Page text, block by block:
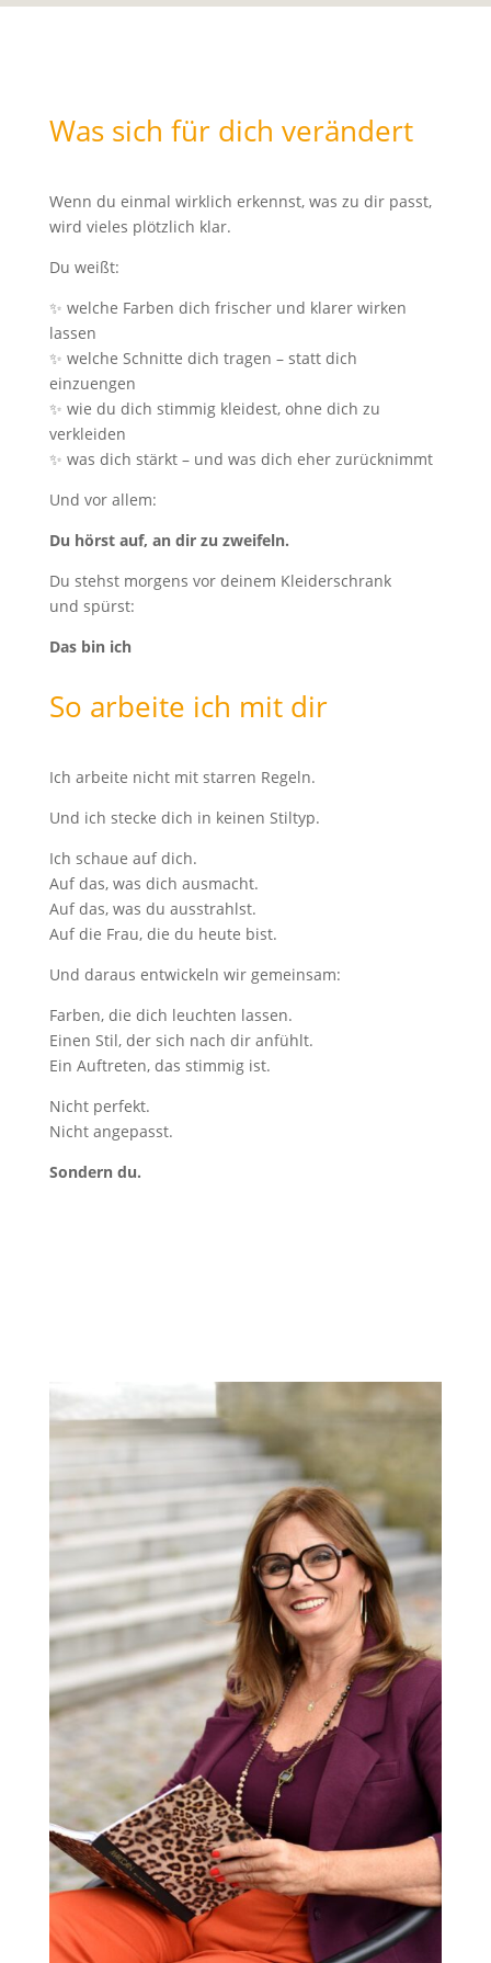
Was sich für dich verändert
Wenn du einmal wirklich erkennst, was zu dir passt,
wird vieles plötzlich klar.
Du weißt:
✨ welche Farben dich frischer und klarer wirken
lassen
✨ welche Schnitte dich tragen – statt dich
einzuengen
✨ wie du dich stimmig kleidest, ohne dich zu
verkleiden
✨ was dich stärkt – und was dich eher zurücknimmt
Und vor allem:
Du hörst auf, an dir zu zweifeln.
Du stehst morgens vor deinem Kleiderschrank
und spürst:
Das bin ich
So arbeite ich mit dir
Ich arbeite nicht mit starren Regeln.
Und ich stecke dich in keinen Stiltyp.
Ich schaue auf dich.
Auf das, was dich ausmacht.
Auf das, was du ausstrahlst.
Auf die Frau, die du heute bist.
Und daraus entwickeln wir gemeinsam:
Farben, die dich leuchten lassen.
Einen Stil, der sich nach dir anfühlt.
Ein Auftreten, das stimmig ist.
Nicht perfekt.
Nicht angepasst.
Sondern du.